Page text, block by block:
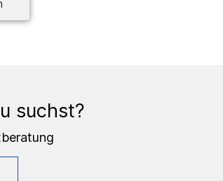
suchst?